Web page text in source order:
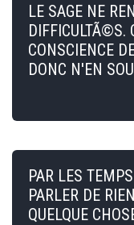
LE SAGE NE
DIFFICULTÃ©S.
CONSCIENCE
DONC N'EN
PAR LES
PARLER DE
QUELQUE